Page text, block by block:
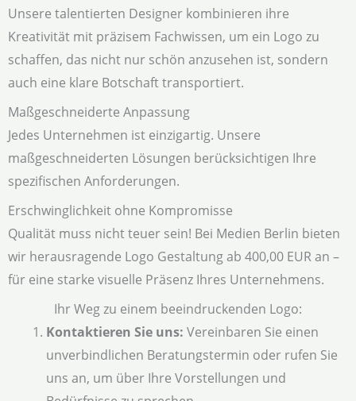
Unsere talentierten Designer kombinieren ihre
Kreativität mit präzisem Fachwissen, um ein Logo zu
schaffen, das nicht nur schön anzusehen ist, sondern
auch eine klare Botschaft transportiert.
Maßgeschneiderte Anpassung
Jedes Unternehmen ist einzigartig. Unsere
maßgeschneiderten Lösungen berücksichtigen Ihre
spezifischen Anforderungen.
Erschwinglichkeit ohne Kompromisse
Qualität muss nicht teuer sein! Bei Medien Berlin bieten
wir herausragende Logo Gestaltung ab 400,00 EUR an –
für eine starke visuelle Präsenz Ihres Unternehmens.
Ihr Weg zu einem beeindruckenden Logo:
Kontaktieren Sie uns: Vereinbaren Sie einen
unverbindlichen Beratungstermin oder rufen Sie
uns an, um über Ihre Vorstellungen und